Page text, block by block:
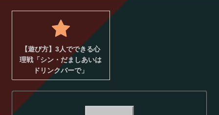
【遊び方】3人でできる心
理戦「シン・だましあいは
ドリンクバーで」